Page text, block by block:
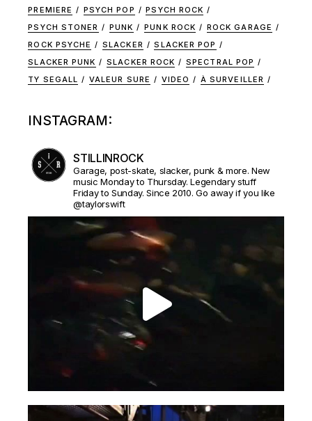
PREMIERE
PSYCH POP
PSYCH ROCK
PSYCH STONER
PUNK PUNK ROCK
ROCK GARAGE
ROCK PSYCHE
SLACKER
SLACKER POP
SLACKER PUNK
SLACKER ROCK
SPECTRAL POP
TY SEGALL
VALEUR SURE VIDEO À SURVEILLER
INSTAGRAM:
STILLINROCK
Garage, post-skate, slacker, punk & more. New
music Monday to Thursday. Legendary stuff
Friday to Sunday. Since 2010. Go away if you like
@taylorswift